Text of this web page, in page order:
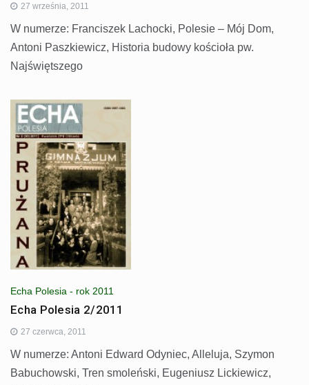
27 września, 2011
W numerze: Franciszek Lachocki, Polesie – Mój Dom,
Antoni Paszkiewicz, Historia budowy kościoła pw.
Najświętszego
Echa Polesia - rok 2011
Echa Polesia 2/2011
27 czerwca, 2011
W numerze: Antoni Edward Odyniec, Alleluja, Szymon
Babuchowski, Tren smoleński, Eugeniusz Lickiewicz,